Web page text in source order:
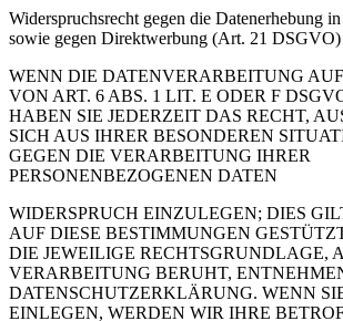
Widerspruchsrecht gegen die Datenerhebung
sowie gegen Direktwerbung (Art. 21 DSGVO)
WENN DIE DATENVERARBEITUNG
VON ART. 6 ABS. 1 LIT. E ODER F
HABEN SIE JEDERZEIT DAS RECHT,
SICH AUS IHRER BESONDEREN
GEGEN DIE VERARBEITUNG IHRER
PERSONENBEZOGENEN DATEN
WIDERSPRUCH EINZULEGEN; DIES
AUF DIESE BESTIMMUNGEN
DIE JEWEILIGE RECHTSGRUNDLAGE,
VERARBEITUNG BERUHT,
DATENSCHUTZERKLÄRUNG. WENN
EINLEGEN, WERDEN WIR IHRE